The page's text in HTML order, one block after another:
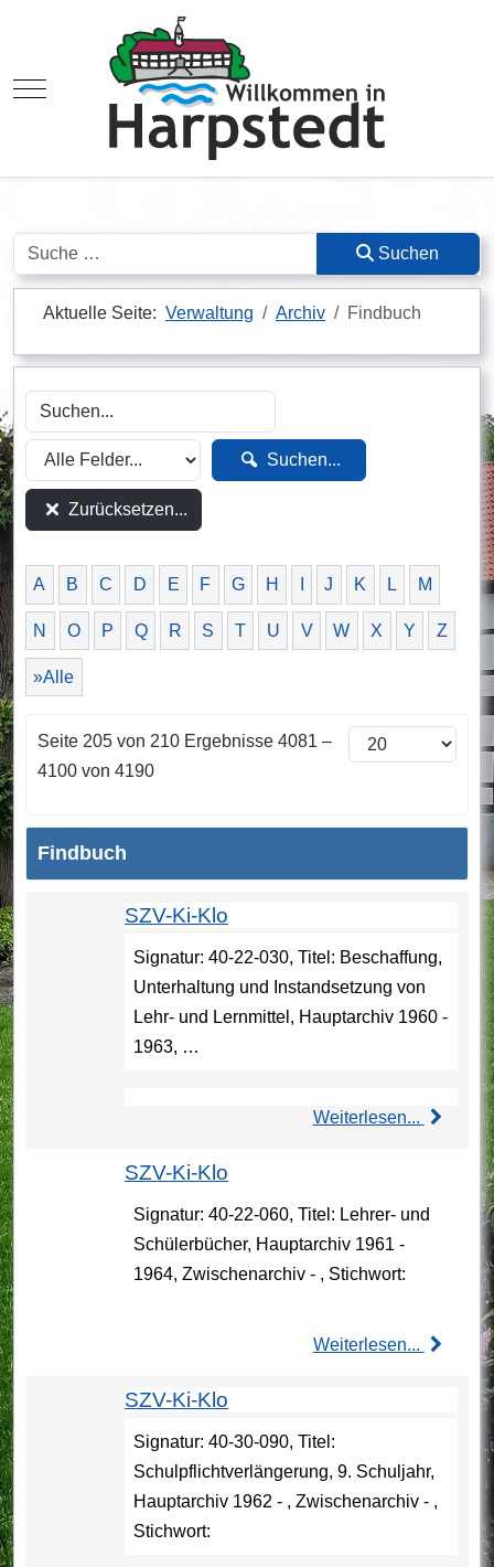
Mobile Menu Toggle
Suchen Suchen
Aktuelle Seite: Verwaltung Archiv Findbuch
Suchen...
Zurücksetzen...
A B C D E F G H J K L M
N O P Q R S T U V W X Y Z
»Alle
Seite 205 von 210 Ergebnisse 4081 –
4100 von 4190
Findbuch
SZV-Ki-Klo
Signatur: 40-22-030, Titel: Beschaffung,
Unterhaltung und Instandsetzung von
Lehr- und Lernmittel, Hauptarchiv 1960 -
1963, …
Weiterlesen...
SZV-Ki-Klo
Signatur: 40-22-060, Titel: Lehrer- und
Schülerbücher, Hauptarchiv 1961 -
1964, Zwischenarchiv - , Stichwort:
Weiterlesen...
SZV-Ki-Klo
Signatur: 40-30-090, Titel:
Schulpflichtverlängerung, 9. Schuljahr,
Hauptarchiv 1962 - , Zwischenarchiv - ,
Stichwort: